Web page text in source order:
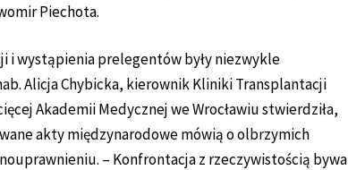
Piechota.
i wystąpienia prelegentów były niezwykle
Alicja Chybicka, kierownik Kliniki Transplantacji
Akademii Medycznej we Wrocławiu stwierdziła,
akty międzynarodowe mówią o olbrzymich
– Konfrontacja z rzeczywistością bywa